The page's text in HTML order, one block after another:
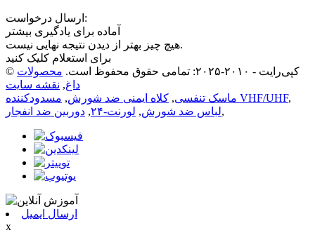
ارسال درخواست:
آماده برای یادگیری بیشتر
هیچ چیز بهتر از دیدن نتیجه نهایی نیست.
برای استعلام کلیک کنید
© کپی‌رایت - ۲۰۱۰-۲۰۲۵: تمامی حقوق محفوظ است.
محصولات
داغ, نقشه سایت
ماسک تنفسی, کلاه ایمنی ضد شورش, مسدودکننده VHF/UHF,
لباس ضد شورش, لورنت-۲۴ , دوربین ضد انفجار ,
ارسال ایمیل
x